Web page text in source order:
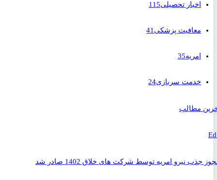
اخبار تحصیلی115
معافیت پزشکی41
امریه 35
خدمت سربازی 24
مطالب
نیرو امریه توسط شرکت های خلاق 1402 صادر شد